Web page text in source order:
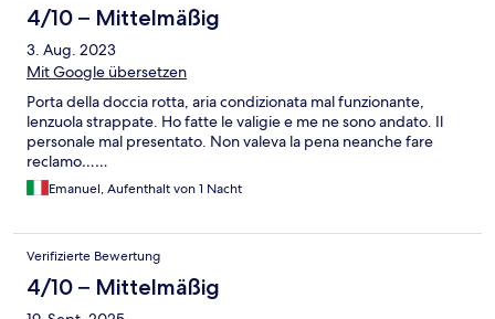
4/10 – Mittelmäßig
3. Aug. 2023
Mit Google übersetzen
Porta della doccia rotta, aria condizionata mal funzionante,
lenzuola strappate. Ho fatte le valigie e me ne sono andato. Il
personale mal presentato. Non valeva la pena neanche fare
reclamo……
Emanuel, Aufenthalt von 1 Nacht
Verifizierte Bewertung
4/10 – Mittelmäßig